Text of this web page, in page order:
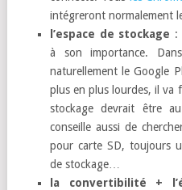
intégreront normalement
l’espace de stockage :
à son importance.
naturellement le Google
plus en plus lourdes, il va
stockage devrait être
conseille aussi de
pour carte SD, toujours
de stockage…
la convertibilité +